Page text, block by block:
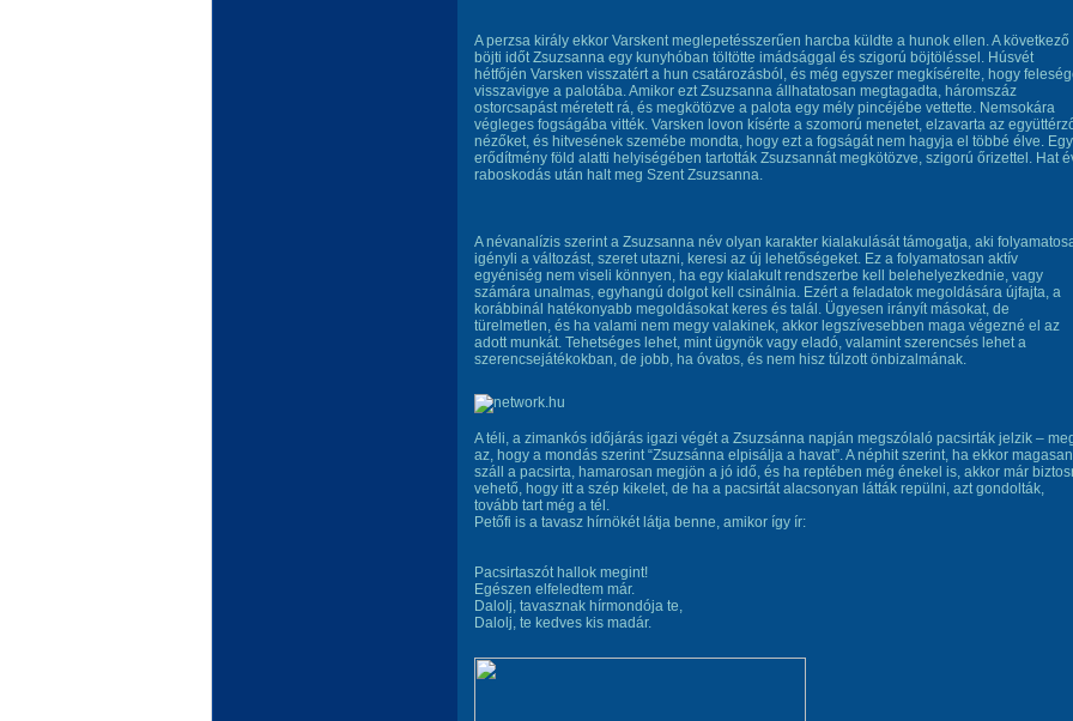
A perzsa király ekkor Varskent meglepetésszerűen harcba küldte a hunok ellen. A következő
böjti időt Zsuzsanna egy kunyhóban töltötte imádsággal és szigorú böjtöléssel. Húsvét
hétfőjén Varsken visszatért a hun csatározásból, és még egyszer megkísérelte, hogy
visszavigye a palotába. Amikor ezt Zsuzsanna állhatatosan megtagadta, háromszáz
ostorcsapást méretett rá, és megkötözve a palota egy mély pincéjébe vettette. Nemsokára
végleges fogságába vitték. Varsken lovon kísérte a szomorú menetet, elzavarta az
nézőket, és hitvesének szemébe mondta, hogy ezt a fogságát nem hagyja el többé élve. Egy
erődítmény föld alatti helyiségében tartották Zsuzsannát megkötözve, szigorú őrizettel. Hat
raboskodás után halt meg Szent Zsuzsanna.
A névanalízis szerint a Zsuzsanna név olyan karakter kialakulását támogatja, aki
igényli a változást, szeret utazni, keresi az új lehetőségeket. Ez a folyamatosan aktív
egyéniség nem viseli könnyen, ha egy kialakult rendszerbe kell belehelyezkednie, vagy
számára unalmas, egyhangú dolgot kell csinálnia. Ezért a feladatok megoldására újfajta, a
korábbinál hatékonyabb megoldásokat keres és talál. Ügyesen irányít másokat, de
türelmetlen, és ha valami nem megy valakinek, akkor legszívesebben maga végezné el az
adott munkát. Tehetséges lehet, mint ügynök vagy eladó, valamint szerencsés lehet a
szerencsejátékokban, de jobb, ha óvatos, és nem hisz túlzott önbizalmának.
A téli, a zimankós időjárás igazi végét a Zsuzsánna napján megszólaló pacsirták jelzik –
az, hogy a mondás szerint “Zsuzsánna elpisálja a havat”. A néphit szerint, ha ekkor magasan
száll a pacsirta, hamarosan megjön a jó idő, és ha reptében még énekel is, akkor már
vehető, hogy itt a szép kikelet, de ha a pacsirtát alacsonyan látták repülni, azt gondolták,
tovább tart még a tél.
Petőfi is a tavasz hírnökét látja benne, amikor így ír:
Pacsirtaszót hallok megint!
Egészen elfeledtem már.
Dalolj, tavasznak hírmondója te,
Dalolj, te kedves kis madár.